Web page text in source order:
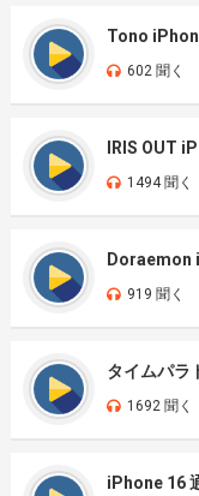
Tono
602 聞く
IRIS OUT
1494 聞く
Doraemon
919 聞く
タイムパラ
1692 聞く
iPhone 16